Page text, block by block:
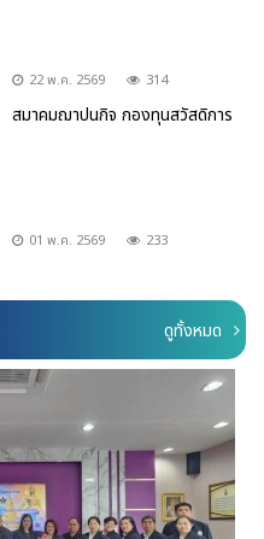
22 พ.ค. 2569 314
สมาคมฌาปนกิจ กองทุนสวัสดิการ
01 พ.ค. 2569 233
ดูทั้งหมด